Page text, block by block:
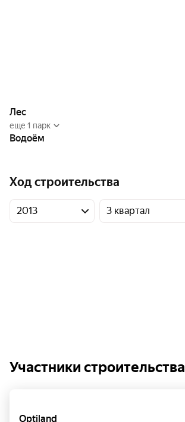
Лес
еще 1 парк
Водоём
Ход строительства
2013 3 квартал
Участники строительства
Optiland